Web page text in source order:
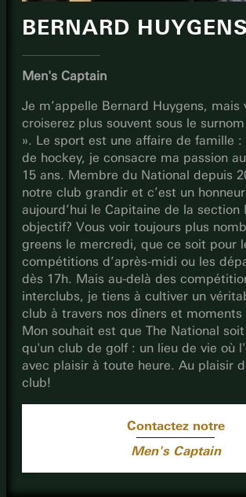
BERNARD HUYGENS
Men's Captain
Je m’appelle Bernard Huygens, mais
croiserez plus souvent sous le
». Le sport est une affaire de famille :
de hockey, je consacre ma passion
15 ans. Membre du National depuis
notre club grandir et c’est un
aujourd’hui le Capitaine de la section
objectif? Vous voir toujours plus
greens le mercredi, que ce soit pour
compétitions d’après-midi ou les
dès 17h. Mais au-delà des
interclubs, je tiens à cultiver un
club à travers nos dîners et moments
Mon souhait est que The National
qu'un club de golf : un lieu de vie où
avec plaisir à toute heure. Au plaisir
club!
Contactez notre
Men's Captain